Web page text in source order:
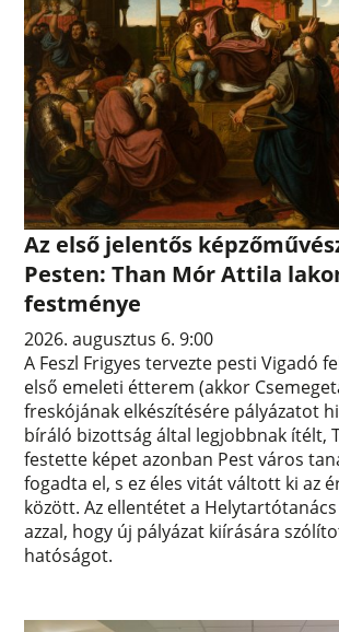
Az első jelentős
Pesten: Than Mór Attila
festménye
2026. augusztus 6. 9:00
A Feszl Frigyes tervezte pesti Vigadó
első emeleti étterem (akkor
freskójának elkészítésére pályázatot
bíráló bizottság által legjobbnak ítélt,
festette képet azonban Pest város
fogadta el, s ez éles vitát váltott ki az
között. Az ellentétet a
azzal, hogy új pályázat kiírására
hatóságot.